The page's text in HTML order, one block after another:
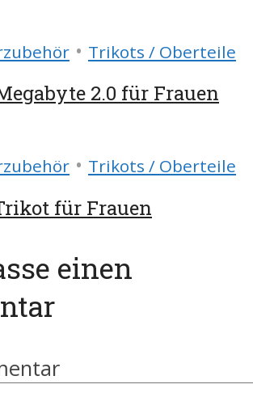
• Trikots / Oberteile
2.0 für Frauen
• Trikots / Oberteile
für Frauen
einen